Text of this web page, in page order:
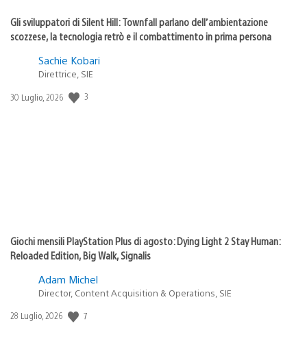
Gli sviluppatori di Silent Hill: Townfall parlano dell’ambientazione
scozzese, la tecnologia retrò e il combattimento in prima persona
Sachie Kobari
Direttrice, SIE
Data
30 Luglio, 2026 3
Giochi mensili PlayStation Plus di agosto: Dying Light 2 Stay Human:
Reloaded Edition, Big Walk, Signalis
Adam Michel
Director, Content Acquisition & Operations, SIE
Data
28 Luglio, 2026 7